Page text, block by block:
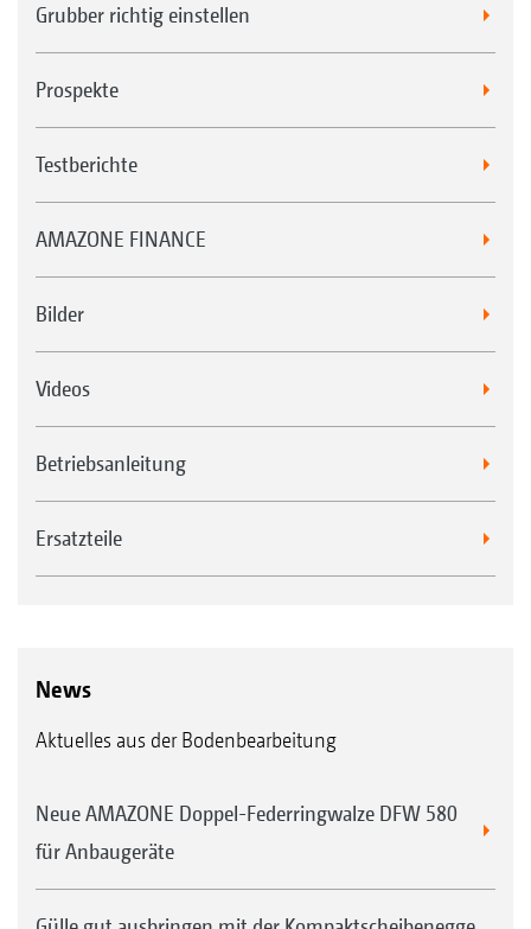
Grubber richtig einstellen
Prospekte
Testberichte
AMAZONE FINANCE
Bilder
Videos
Betriebsanleitung
Ersatzteile
News
Aktuelles aus der Bodenbearbeitung
Neue AMAZONE Doppel-Federringwalze DFW 580
für Anbaugeräte